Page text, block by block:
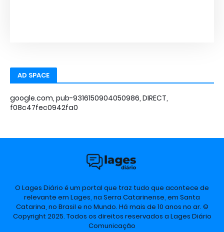
AD SPACE
google.com, pub-9316150904050986, DIRECT,
f08c47fec0942fa0
O Lages Diário é um portal que traz tudo que acontece de
relevante em Lages, na Serra Catarinense, em Santa
Catarina, no Brasil e no Mundo. Há mais de 10 anos no ar. ©
Copyright 2025. Todos os direitos reservados a Lages Diário
Comunicação